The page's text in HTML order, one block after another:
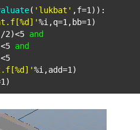
( 'lukbat' ,f=1)):
%i,q=1,bb=1)
2)<5 and
and
%i,add=1)